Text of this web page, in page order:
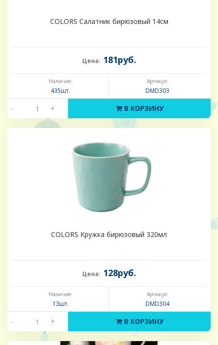
COLORS Салатник бирюзовый 14см
Цена: 181руб.
Наличие:
435шт.
Артикул:
DMD303
- + В КОРЗИНУ
COLORS Кружка бирюзовый 320мл
Цена: 128руб.
Наличие:
13шт.
Артикул:
DMD304
- + В КОРЗИНУ